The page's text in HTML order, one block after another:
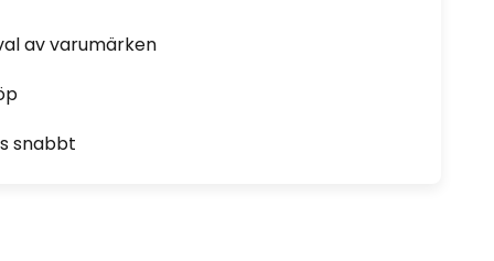
av varumärken
snabbt